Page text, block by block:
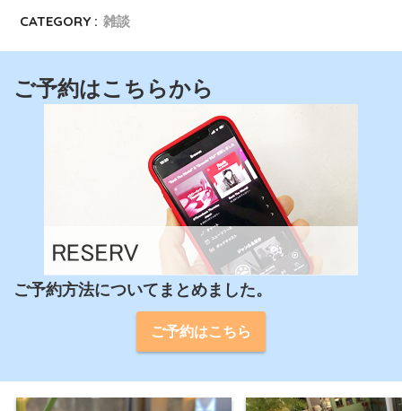
CATEGORY : 雑談
ご予約はこちらから
ご予約方法についてまとめました。
ご予約はこちら